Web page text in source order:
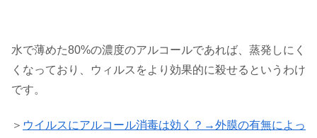
水で薄めた80%の濃度のアルコールであれば、蒸発しにく
くなっており、ウィルスをより効果的に殺せるというわけ
です。
＞ ウイルスにアルコール消毒は効く？→外膜の有無によっ